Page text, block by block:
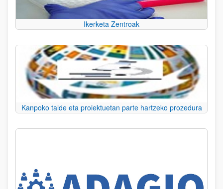
Ikerketa Zentroak
Kanpoko talde eta proiektuetan parte hartzeko prozedura